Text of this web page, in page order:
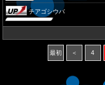
チアゴシウバ
最初 ＜ 4